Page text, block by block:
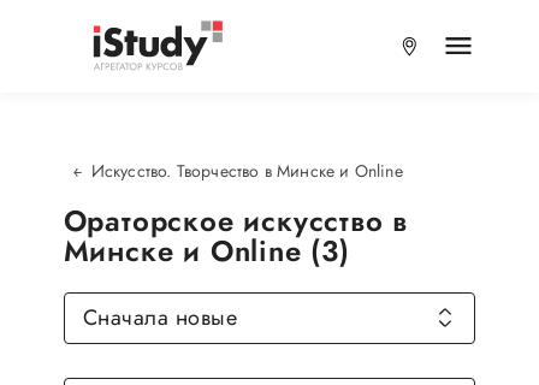
Искусство. Творчество в Минске и Online
Ораторское искусство в
Минске и Online (3)
Сначала новые